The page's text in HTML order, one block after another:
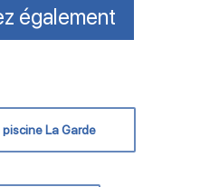
également
La Garde